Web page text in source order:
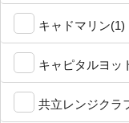
キャドマリン(1)
キャピタルヨッ
共立レンジクラ